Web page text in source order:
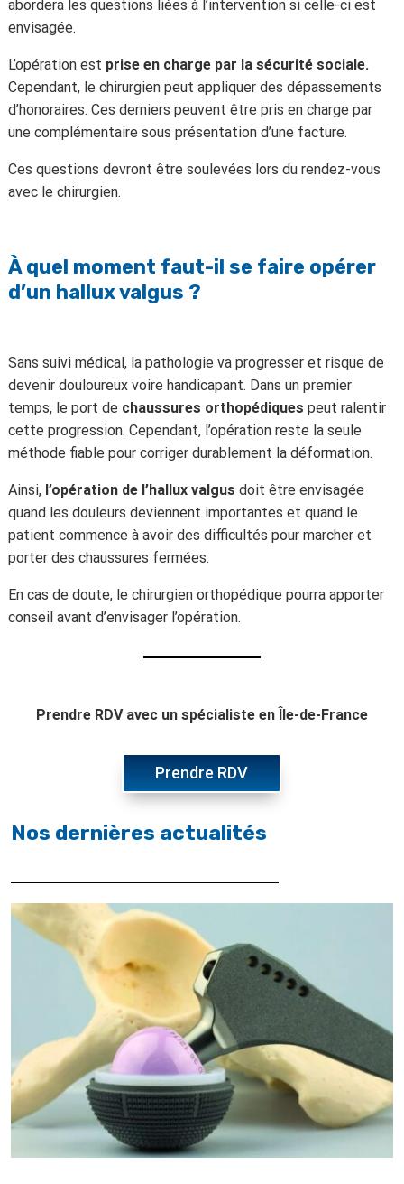
abordera les questions liées à l’intervention si celle-ci est
envisagée.
L’opération est prise en charge par la sécurité sociale.
Cependant, le chirurgien peut appliquer des dépassements
d’honoraires. Ces derniers peuvent être pris en charge par
une complémentaire sous présentation d’une facture.
Ces questions devront être soulevées lors du rendez-vous
avec le chirurgien.
À quel moment faut-il se faire opérer
d’un hallux valgus ?
Sans suivi médical, la pathologie va progresser et risque de
devenir douloureux voire handicapant. Dans un premier
temps, le port de chaussures orthopédiques peut ralentir
cette progression. Cependant, l’opération reste la seule
méthode fiable pour corriger durablement la déformation.
Ainsi, l’opération de l’hallux valgus doit être envisagée
quand les douleurs deviennent importantes et quand le
patient commence à avoir des difficultés pour marcher et
porter des chaussures fermées.
En cas de doute, le chirurgien orthopédique pourra apporter
conseil avant d’envisager l’opération.
Prendre RDV avec un spécialiste en Île-de-France
Prendre RDV
Nos dernières actualités